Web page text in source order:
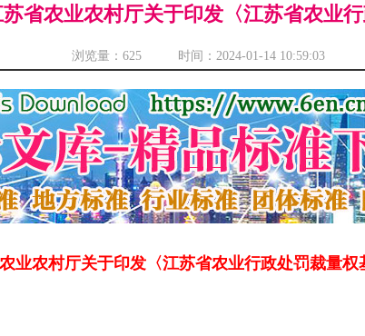
省农业农村厅关于印发〈江苏省农业
浏览量：625 时间：2024-01-14 10:59:03
业农村厅关于印发〈江苏省农业行政处罚裁量权